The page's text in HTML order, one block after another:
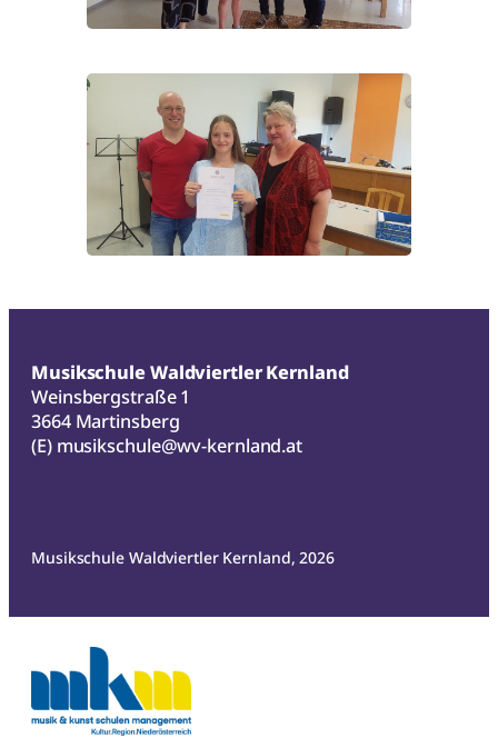
Musikschule Waldviertler Kernland
Weinsbergstraße 1
3664 Martinsberg
(E) musikschule@wv-kernland.at
Musikschule Waldviertler Kernland, 2026